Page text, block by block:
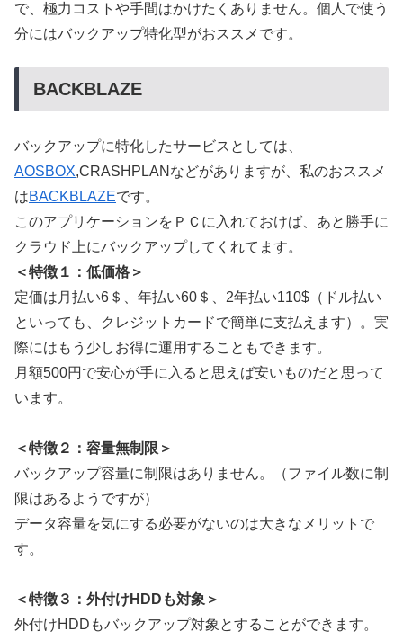
で、極力コストや手間はかけたくありません。個人で使う
分にはバックアップ特化型がおススメです。
BACKBLAZE
バックアップに特化したサービスとしては、
AOSBOX,CRASHPLANなどがありますが、私のおススメ
はBACKBLAZEです。
このアプリケーションをＰＣに入れておけば、あと勝手に
クラウド上にバックアップしてくれてます。
＜特徴１：低価格＞
定価は月払い6＄、年払い60＄、2年払い110$（ドル払い
といっても、クレジットカードで簡単に支払えます）。実
際にはもう少しお得に運用することもできます。
月額500円で安心が手に入ると思えば安いものだと思って
います。
＜特徴２：容量無制限＞
バックアップ容量に制限はありません。（ファイル数に制
限はあるようですが）
データ容量を気にする必要がないのは大きなメリットで
す。
＜特徴３：外付けHDDも対象＞
外付けHDDもバックアップ対象とすることができます。